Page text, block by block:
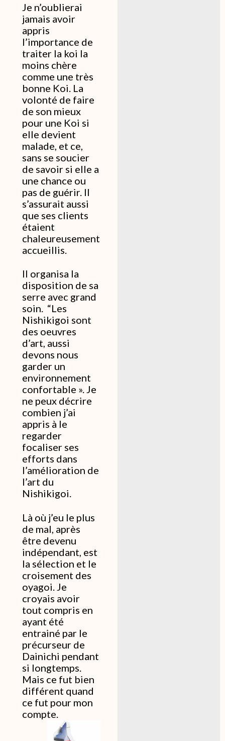
Je n’oublierai
jamais avoir
appris
l’importance de
traiter la koi la
moins chère
comme une très
bonne Koi. La
volonté de faire
de son mieux
pour une Koi si
elle devient
malade, et ce,
sans se soucier
de savoir si elle a
une chance ou
pas de guérir. Il
s’assurait aussi
que ses clients
étaient
chaleureusement
accueillis.
Il organisa la
disposition de sa
serre avec grand
soin. “Les
Nishikigoi sont
des oeuvres
d’art, aussi
devons nous
garder un
environnement
confortable ». Je
ne peux décrire
combien j’ai
appris à le
regarder
focaliser ses
efforts dans
l’amélioration de
l’art du
Nishikigoi.
Là où j’eu le plus
de mal, après
être devenu
indépendant, est
la sélection et le
croisement des
oyagoi. Je
croyais avoir
tout compris en
ayant été
entrainé par le
précurseur de
Dainichi pendant
si longtemps.
Mais ce fut bien
différent quand
ce fut pour mon
compte.